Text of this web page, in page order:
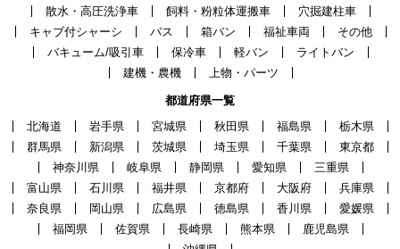
散水・高圧洗浄車
飼料・粉粒体運搬車
穴掘建柱車
キャブ付シャーシ
バス 箱バン 福祉車両
その他
バキューム/吸引車
保冷車 軽バン
ライトバン
建機・農機
上物・パーツ
都道府県一覧
北海道
岩手県 宮城県 秋田県 福島県
栃木県
群馬県
新潟県 茨城県 埼玉県 千葉県
東京都
神奈川県
岐阜県 静岡県 愛知県
三重県
富山県
石川県 福井県 京都府 大阪府
兵庫県
奈良県
岡山県 広島県 徳島県 香川県
愛媛県
福岡県
佐賀県 長崎県 熊本県
鹿児島県